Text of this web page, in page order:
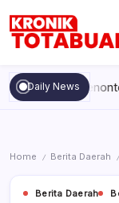
content
Totabuan
hari
ini
Kronik
Daily News
6 Penonton
Home / Berita Daerah /
Berita Daerah